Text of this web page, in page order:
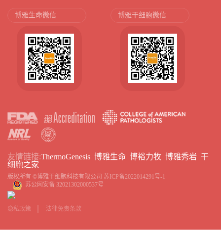
博雅生命微信 博雅干细胞微信
友情链接:ThermoGenesis 博雅生命 博裕力牧 博雅秀岩 干
细胞之家
版权所有 ©博雅干细胞科技有限公司 苏ICP备2022014291号-1
苏公网安备 32021302000537号
隐私政策 法律免责条款